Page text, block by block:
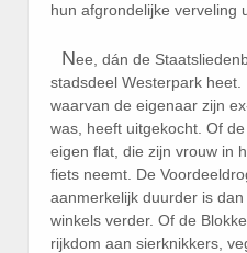
hun afgrondelijke verveling
Nee, dán de
stadsdeel Westerpark heet.
waarvan de eigenaar zijn
was, heeft uitgekocht. Of
eigen flat, die zijn vrouw in
fiets neemt. De
aanmerkelijk duurder is
winkels verder. Of de
rijkdom aan sierknikkers,